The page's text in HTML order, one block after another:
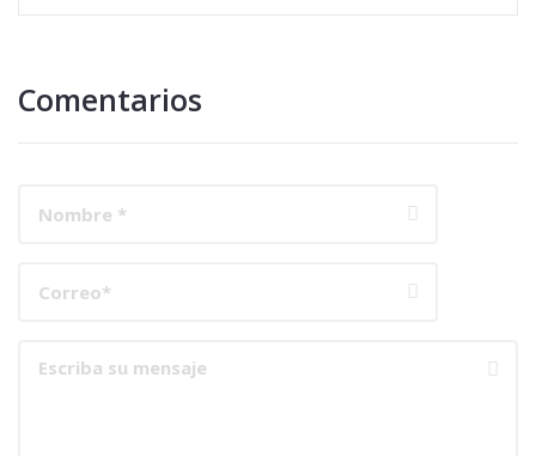
Comentarios